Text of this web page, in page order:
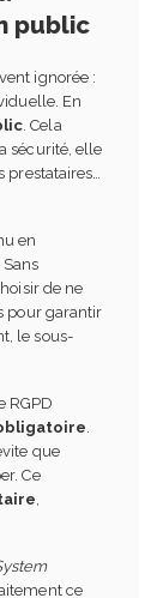
public
ignorée :
En
. Cela
sécurité, elle
en
. Sans
de ne
pour garantir
le sous-
RGPD
.
que
Ce
,
ce